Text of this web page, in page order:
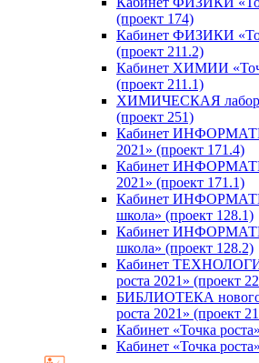
(проект 174)
Кабинет ФИЗИКИ
(проект 211.2)
Кабинет ХИМИИ
(проект 211.1)
ХИМИЧЕСКАЯ
(проект 251)
Кабинет
2021» (проект 171.4)
Кабинет
2021» (проект 171.1)
Кабинет
школа» (проект 128.1)
Кабинет
школа» (проект 128.2)
Кабинет
роста 2021» (проект
БИБЛИОТЕКА нового
роста 2021» (проект
Кабинет «Точка
Кабинет «Точка